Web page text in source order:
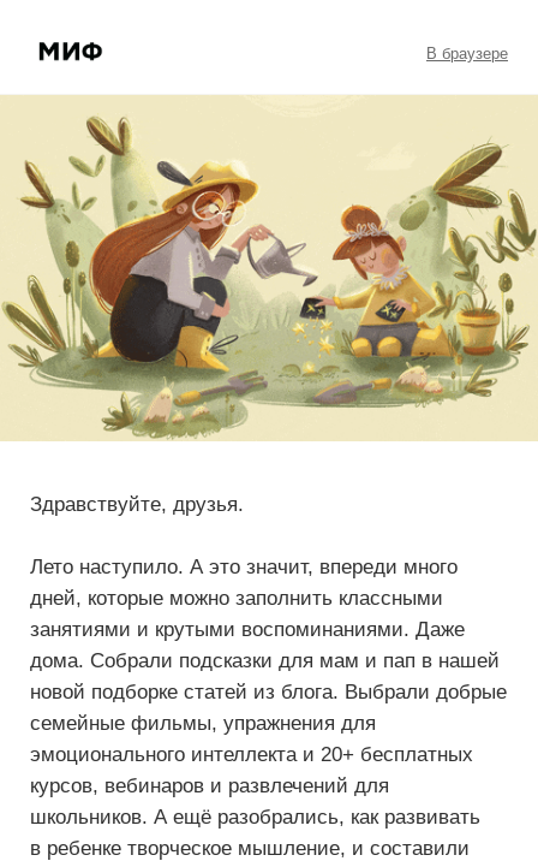
В браузере
Здравствуйте, друзья.
Лето наступило. А это значит, впереди много
дней, которые можно заполнить классными
занятиями и крутыми воспоминаниями. Даже
дома. Собрали подсказки для мам и пап в нашей
новой подборке статей из блога. Выбрали добрые
семейные фильмы, упражнения для
эмоционального интеллекта и 20+ бесплатных
курсов, вебинаров и развлечений для
школьников. А ещё разобрались, как развивать
в ребенке творческое мышление, и составили